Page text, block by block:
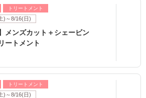
トリートメント
)～8/16(日)
メンズカット＋シェービン
ートメント
トリートメント
)～8/16(日)